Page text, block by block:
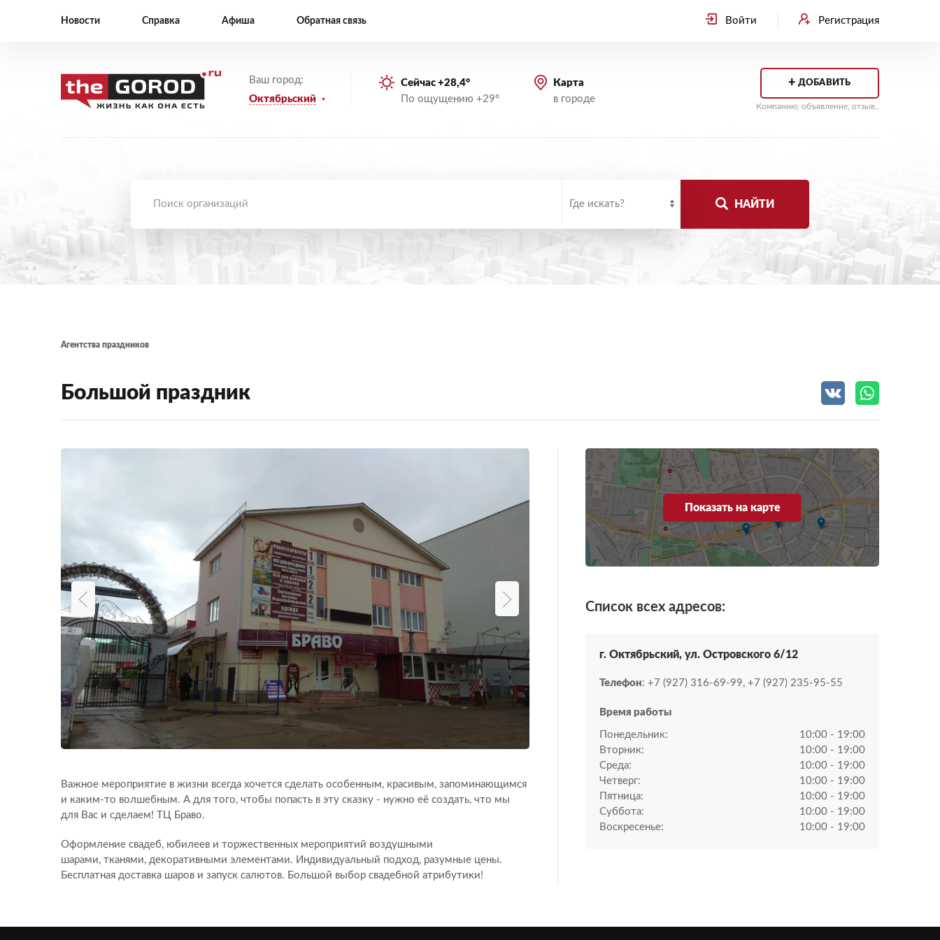
Новости Справка Афиша Обратная связь Войти Регистрация
Ваш город:
Октябрьский
Сейчас +28,4°
По ощущению +29°
Карта
в городе
+ ДОБАВИТЬ
Компанию, объявление, отзыв..
НАЙТИ
Агентства праздников
Большой праздник
Важное мероприятие в жизни всегда хочется сделать особенным, красивым, запоминающимся
и каким-то волшебным. А для того, чтобы попасть в эту сказку - нужно её создать, что мы
для Вас и сделаем! ТЦ Браво.
Оформление свадеб, юбилеев и торжественных мероприятий воздушными
шарами, тканями, декоративными элементами. Индивидуальный подход, разумные цены.
Бесплатная доставка шаров и запуск салютов. Большой выбор свадебной атрибутики!
Показать на карте
Список всех адресов:
г. Октябрьский, ул. Островского 6/12
Телефон: +7 (927) 316-69-99, +7 (927) 235-95-55
Время работы
Понедельник:
10:00 - 19:00
Вторник:
10:00 - 19:00
Среда:
10:00 - 19:00
Четверг:
10:00 - 19:00
Пятница:
10:00 - 19:00
Суббота:
10:00 - 19:00
Воскресенье:
10:00 - 19:00